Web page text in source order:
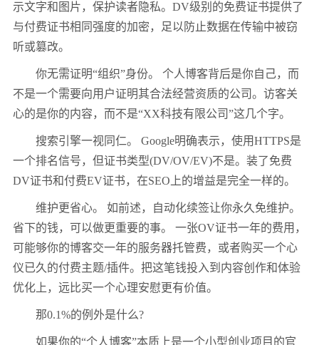
示文字和图片，保护读者隐私。DV级别的免费证书提供了
与付费证书相同强度的加密，足以防止数据在传输中被窃
听或篡改。
你无需证明“组织”身份。 个人博客背后是你自己，而
不是一个需要向用户证明其合法经营资质的公司。访客关
心的是你的内容，而不是“XX科技有限公司”这几个字。
搜索引擎一视同仁。 Google明确表示，使用HTTPS是
一个排名信号，但证书类型(DV/OV/EV)不是。装了免费
DV证书和付费EV证书，在SEO上的增益是完全一样的。
维护更省心。 如前述，自动化续签让你永久免维护。
省下的钱，可以做更重要的事。 一张OV证书一年的费用，
可能够你的博客交一年的服务器托管费，或者购买一个心
仪已久的付费主题/插件。把这笔钱投入到内容创作和体验
优化上，远比买一个心理安慰更有价值。
那0.1%的例外是什么?
如果你的“个人博客”本质上是一个小型创业项目的官